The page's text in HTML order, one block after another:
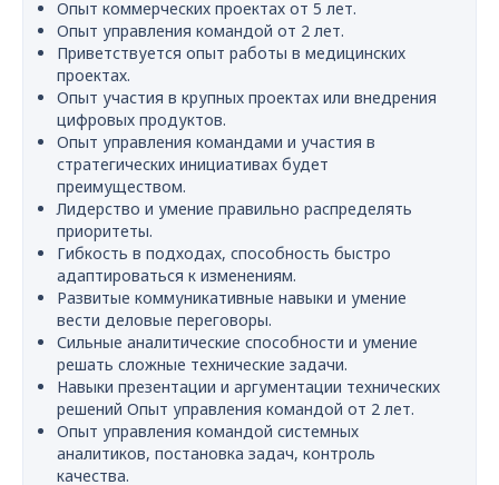
Опыт коммерческих проектах от 5 лет.
Опыт управления командой от 2 лет.
Приветствуется опыт работы в медицинских
проектах.
Опыт участия в крупных проектах или внедрения
цифровых продуктов.
Опыт управления командами и участия в
стратегических инициативах будет
преимуществом.
Лидерство и умение правильно распределять
приоритеты.
Гибкость в подходах, способность быстро
адаптироваться к изменениям.
Развитые коммуникативные навыки и умение
вести деловые переговоры.
Сильные аналитические способности и умение
решать сложные технические задачи.
Навыки презентации и аргументации технических
решений Опыт управления командой от 2 лет.
Опыт управления командой системных
аналитиков, постановка задач, контроль
качества.